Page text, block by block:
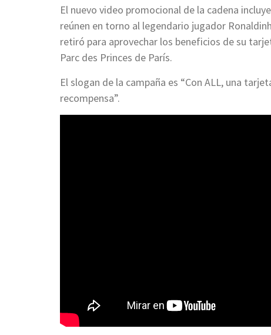
El nuevo video promocional de la cadena
reúnen en torno al legendario jugador
retiró para aprovechar los beneficios de su
Parc des Princes de París.
El slogan de la campaña es “Con ALL, una
recompensa”.